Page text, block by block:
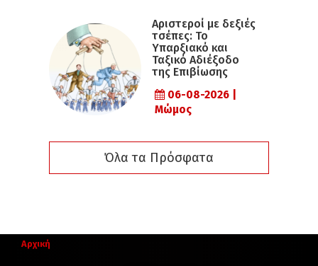
Αριστεροί με δεξιές
τσέπες: Το
Υπαρξιακό και
Ταξικό Αδιέξοδο
της Επιβίωσης
06-08-2026 |
Μώμος
Όλα τα Πρόσφατα
Αρχική